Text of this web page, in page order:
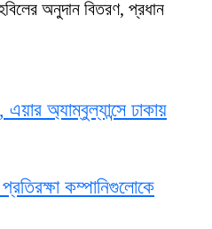
অনুদান বিতরণ, প্রধান
এয়ার অ্যাম্বুল্যান্সে ঢাকায়
কম্পানিগুলোকে